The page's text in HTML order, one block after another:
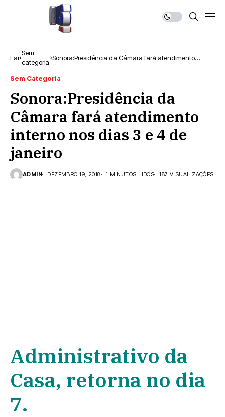
Lar
Sem
categoria
Sonora:Presidência da Câmara fará atendimento
Sem Categoria
Sonora:Presidência da
Câmara fará atendimento
interno nos dias 3 e 4 de
janeiro
ADMIN DEZEMBRO 19, 2018 1 MINUTOS LIDOS 187 VISUALIZAÇÕES
Administrativo da
Casa, retorna no dia
7.